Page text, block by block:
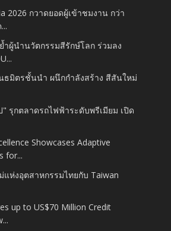
2026 กวาดยอดผู้เข้าชมงาน กว่า
ย้ำผู้นำนวัตกรรมสีรักษ์โลก ร่วมลง
ธมิตรชั้นนำ ผนึกกำลังสร้าง สีสันใหม่
" รุกตลาดรถไฟฟ้าระดับพรีเมียม เปิด
Showcases Adaptive
for...
แห่งอุตสาหกรรมไทยกับ Taiwan
up to US$70 Million Credit